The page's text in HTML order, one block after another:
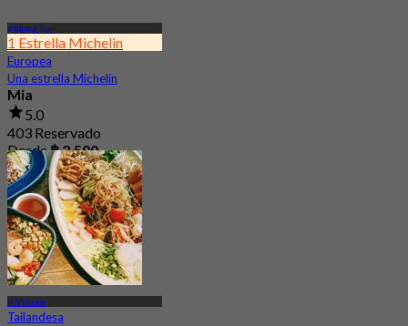
Khlong Toei
1 Estrella Michelin
Europea
Una estrella Michelin
Mia
5.0
403 Reservado
Desde฿ 2,500
K Village
Tailandesa